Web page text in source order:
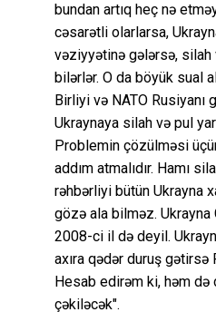
bundan artıq heç nə
cəsarətli olarlarsa,
vəziyyətinə gələrsə, silah
bilərlər. O da böyük sual
Birliyi və NATO Rusiyanı
Ukraynaya silah və pul
Problemin çözülməsi
addım atmalıdır. Hamı
rəhbərliyi bütün Ukrayna
gözə ala bilməz.
2008-ci il də deyil.
axıra qədər duruş
Hesab edirəm ki, həm də
çəkiləcək".